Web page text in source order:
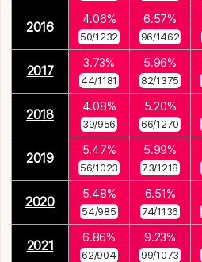
2016
4.06%
50/1232
6.57%
96/1462
2017
3.73%
44/1181
5.96%
82/1375
2018
4.08%
39/956
5.20%
66/1270
2019
5.47%
56/1023
5.99%
73/1218
2020
5.48%
54/985
6.51%
74/1136
2021
6.86%
62/904
9.23%
99/1073